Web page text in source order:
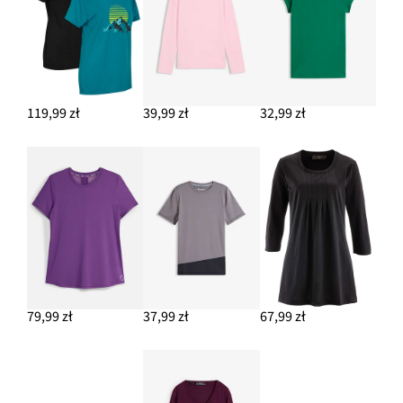
DODAJ DO KOSZYKA
119,99 zł 39,99 zł 32,99 zł
79,99 zł 37,99 zł 67,99 zł